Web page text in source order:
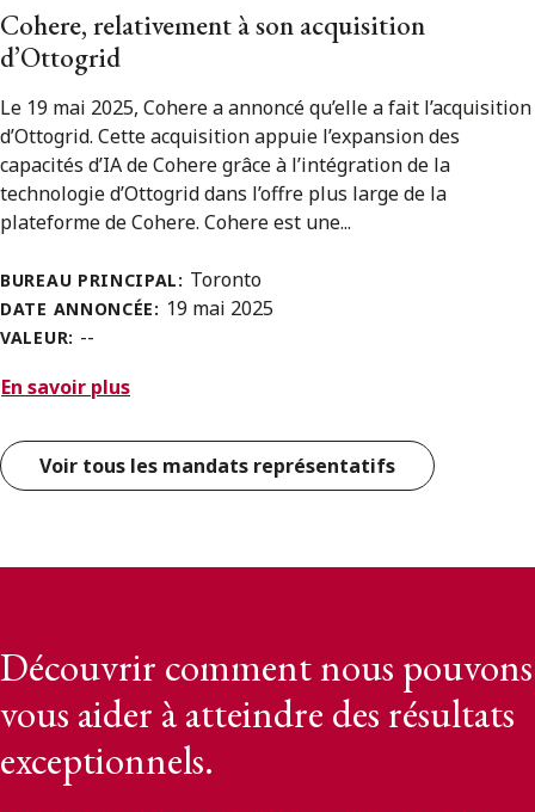
Cohere, relativement à son acquisition
d’Ottogrid
Le 19 mai 2025, Cohere a annoncé qu’elle a fait l’acquisition
d’Ottogrid. Cette acquisition appuie l’expansion des
capacités d’IA de Cohere grâce à l’intégration de la
technologie d’Ottogrid dans l’offre plus large de la
plateforme de Cohere. Cohere est une...
BUREAU PRINCIPAL: Toronto
DATE ANNONCÉE: 19 mai 2025
VALEUR: --
En savoir plus
Voir tous les mandats représentatifs
Découvrir comment nous pouvons
vous aider à atteindre des résultats
exceptionnels.